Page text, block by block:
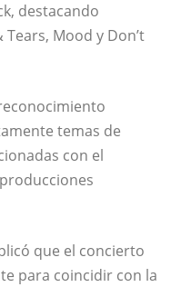
destacando
Tears, Mood y Don’t
temas de
con el
que el concierto
para coincidir con la